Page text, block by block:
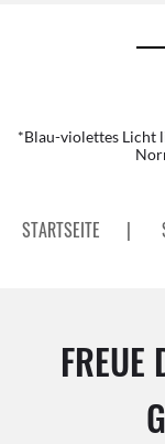
*Blau-violettes Licht
STARTSEITE |
FREUE